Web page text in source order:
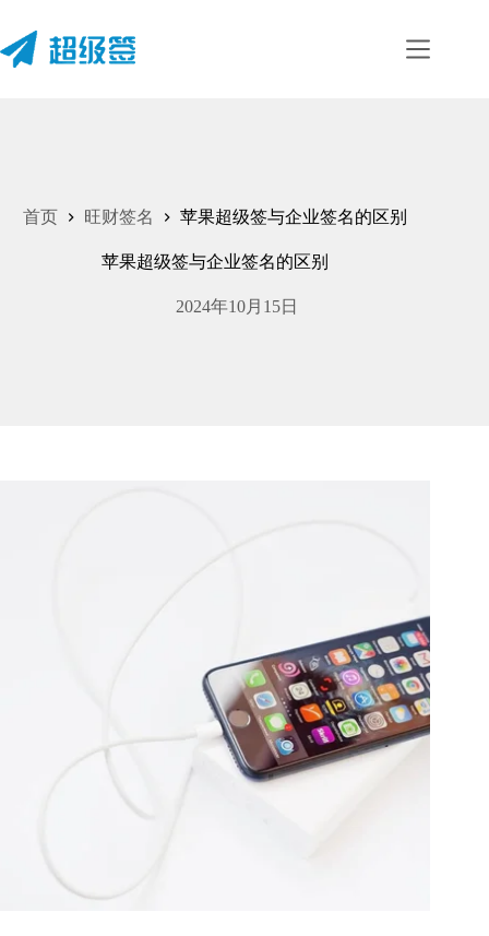
内
首页 旺财签名 苹果超级签与企业签名的区别
苹果超级签与企业签名的区别
2024年10月15日